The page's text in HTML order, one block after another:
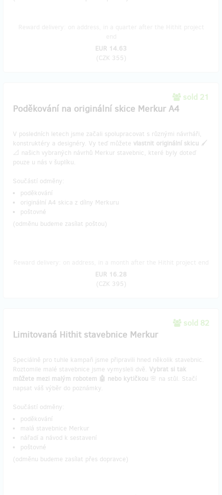
EUR 14.63
(CZK 355)
sold 21
Poděkování na originální skice Merkur A4
V posledních letech jsme začali spolupracovat s různými návrháři,
konstruktéry a designéry. Vy teď můžete vlastnit originální skicu 🖌️
📐 našich vybraných návrhů Merkur stavebnic, které byly doteď
pouze u nás v šuplíku.
Součástí odměny:
poděkování
originální A4 skica z dílny Merkuru
poštovné
(odměnu budeme zasílat poštou)
EUR 16.28
(CZK 395)
sold 82
Limitovaná Hithit stavebnice Merkur
Speciálně pro tuhle kampaň jsme připravili hned několik stavebnic.
Roztomile malé stavebnice jsme vymysleli dvě. Vybrat si tak
můžete mezi malým robotem 🤖 nebo kytičkou 🌸 na stůl. Stačí
napsat váš výběr do poznámky.
Součástí odměny:
poděkování
malá stavebnice Merkur
nářadí a návod k sestavení
poštovné
(odměnu budeme zasílat přes dopravce)